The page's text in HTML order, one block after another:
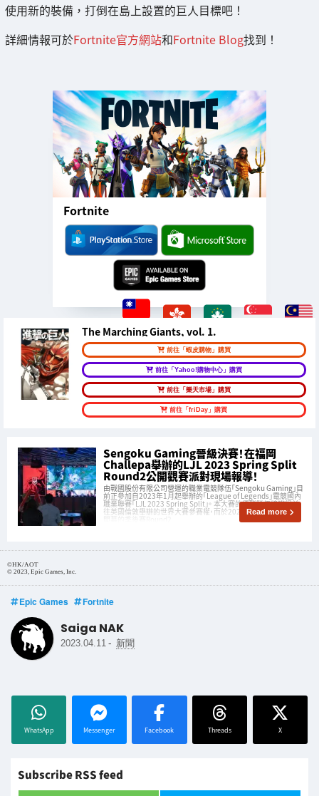
使用新的裝備，打倒在島上設置的巨人目標吧！
詳細情報可於Fortnite官方網站和Fortnite Blog找到！
Fortnite
The Marching Giants, vol. 1.
前往「蝦皮購物」購買
前往「Yahoo!購物中心」購買
前往「樂天市場」購買
前往「friDay」購買
Sengoku Gaming晉級決賽！在福岡
Challepa舉辦的LJL 2023 Spring Split
Round2公開觀賽派對現場報導！
由戰國股份有限公司營運的職業電競隊伍「Sengoku Gaming」目
前正參加自2023年1月起舉辦的「League of Legends」電競國內
職業聯賽「LJL 2023 Spring Split」。 本大賽的優勝隊伍將獲得前
往英國倫敦舉辦的世界大賽參賽權，而於2023年4月1日(星期六)
開幕的季後賽Round2
Read more
©HK/AOT
© 2023, Epic Games, Inc.
Epic Games Fortnite
Saiga NAK
2023.04.11 - 新聞
WhatsApp Messenger Facebook Threads X
Subscribe RSS feed